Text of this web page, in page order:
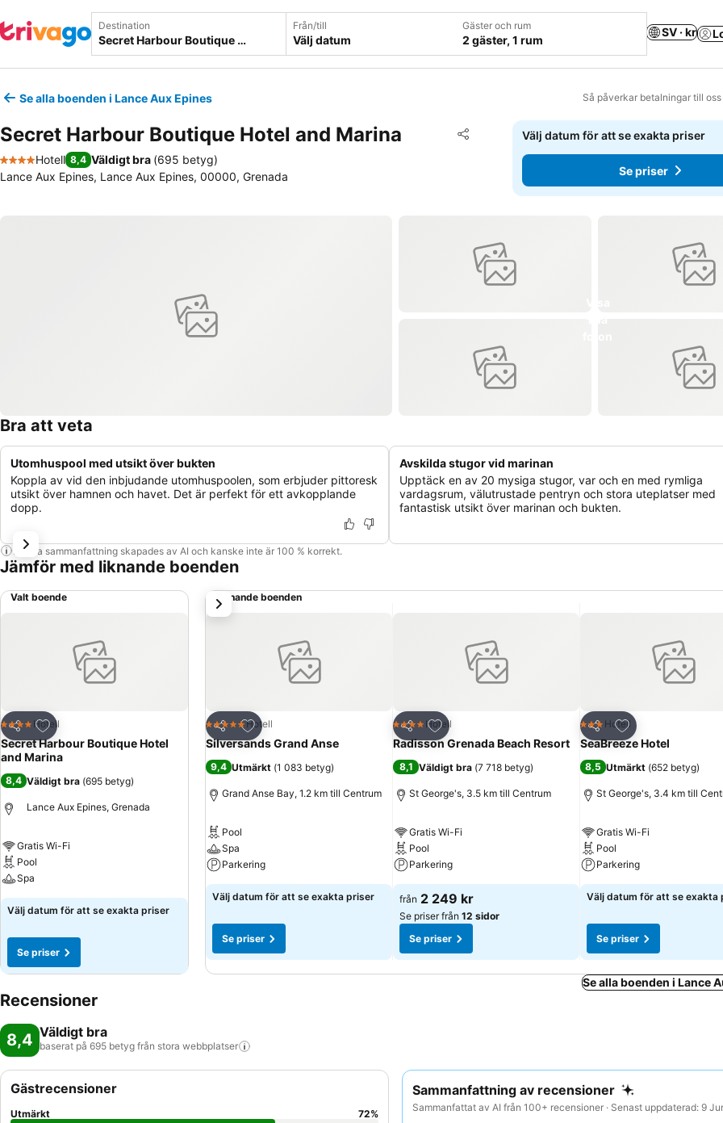
Destination Från/till
Välj datum
Gäster och rum
2 gäster, 1 rum
SV · kr
Se alla boenden i Lance Aux Epines Så påverkar betalningar till
Secret Harbour Boutique Hotel and Marina Dela
Lägg till i Mina Favoriter
4 Stjärnor
Hotell 8,4 Väldigt bra (695 betyg)
Lance Aux Epines, Lance Aux Epines, 00000, Grenada
Välj datum för att se exakta priser
Se priser
Bra att veta
Utomhuspool med utsikt över bukten
Koppla av vid den inbjudande utomhuspoolen, som erbjuder pittoresk
utsikt över hamnen och havet. Det är perfekt för ett avkopplande
dopp.
Avskilda stugor vid marinan
Upptäck en av 20 mysiga stugor, var och en med rymliga
vardagsrum, välutrustade pentryn och stora uteplatser med
fantastisk utsikt över marinan och bukten.
Denna sammanfattning skapades av AI och kanske inte är 100 % korrekt.
Jämför med liknande boenden
Valt boende
Dela
Lägg till i Mina Favoriter
4 StjärnorHotell
Secret Harbour Boutique Hotel
and Marina
8,4 Väldigt bra (695 betyg)
Lance Aux Epines, Grenada
Gratis Wi-Fi
Pool
Spa
Välj datum för att se exakta priser
Se priser
Liknande boenden
Dela
Lägg till i Mina Favoriter
5 StjärnorHotell
Silversands Grand Anse
9,4 Utmärkt (1 083 betyg)
Grand Anse Bay, 1.2 km till Centrum
Pool
Spa
Parkering
Välj datum för att se exakta priser
Se priser
Dela
Lägg till i Mina Favoriter
4 StjärnorHotell
Radisson Grenada Beach Resort
8,1 Väldigt bra (7 718 betyg)
St George's, 3.5 km till Centrum
Gratis Wi-Fi
Pool
Parkering
från 2 249 kr
Se priser från 12 sidor
Se priser
Dela
Lägg till i Mina
3 Stjärnor
Hotell
SeaBreeze Hotel
8,5 Utmärkt (652 betyg)
St George's, 3.4 km till
Gratis Wi-Fi
Pool
Parkering
Välj datum för att se exakta
Se priser
nästa
Se alla boenden i Lance
Recensioner
8,4 Väldigt bra
baserat på 695 betyg från stora webbplatser
Sammanfattning av recensioner
Sammanfattat av AI från 100+ recensioner · Senast uppdaterad: 9
Gästrecensioner
Utmärkt 72%